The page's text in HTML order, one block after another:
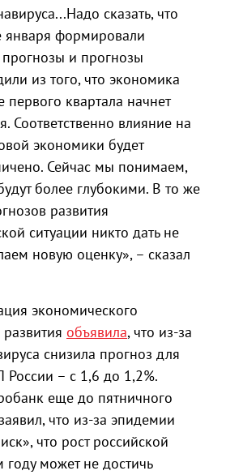
сказать, что
января формировали
и прогнозы
из того, что экономика
первого квартала начнет
Соответственно влияние на
экономики будет
Сейчас мы понимаем,
более глубокими. В то же
развития
ситуации никто дать не
новую оценку», – сказал
экономического
объявила, что из-за
снизила прогноз для
России – с 1,6 до 1,2%.
еще до пятничного
что из-за эпидемии
что рост российской
может не достичь